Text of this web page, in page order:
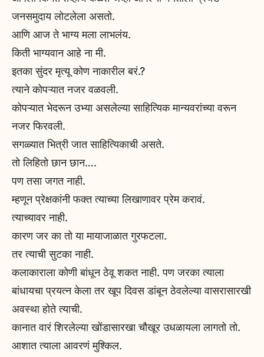
जनसमुदाय लोटलेला असतो.
आणि आज ते भाग्य मला लाभलंय.
किती भाग्यवान आहे ना मी.
इतका सुंदर मृत्यू कोण नाकारील बरं.?
त्याने कोपऱ्यात नजर वळवली.
कोपऱ्यात भेदरून उभ्या असलेल्या साहित्यिक मान्यवरांच्या वरून
नजर फिरवली.
सगळ्यात भित्री जात साहित्यिकाची असते.
तो लिहितो छान छान….
पण तसा जगत नाही.
म्हणून प्रेक्षकांनी फक्त त्याच्या लिखाणावर प्रेम करावं.
त्याच्यावर नाही.
कारण जर का तो या मायाजाळात गुरफटला.
तर त्याची सुटका नाही.
कलाकाराला कोणी बांधून ठेवू शकत नाही. पण जरका त्याला
बांधायचा प्रयत्न केला तर खूप दिवस डांबून ठेवलेल्या वासरासारखी
अवस्था होते त्याची.
कानात वारं शिरलेल्या खोंडासारखा चौखूर उधळायला लागतो तो.
आशात त्याला आवरणं मुश्किल.